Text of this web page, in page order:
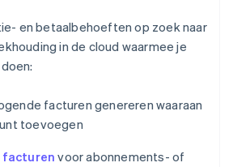
en betaalbehoeften op zoek naar
in de cloud waarmee je
facturen genereren waaraan
toevoegen
voor abonnements- of